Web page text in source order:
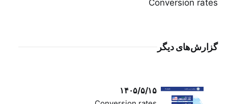
Conversion rates
گزارش‌های دیگر
۱۴۰۵/۵/۱۵